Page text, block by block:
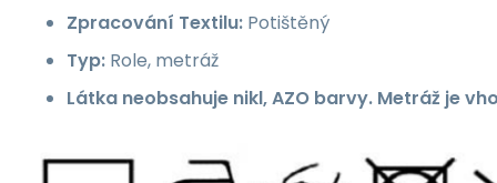
Zpracování Textilu: Potištěný
Typ: Role, metráž
Látka neobsahuje nikl, AZO barvy. Metráž je